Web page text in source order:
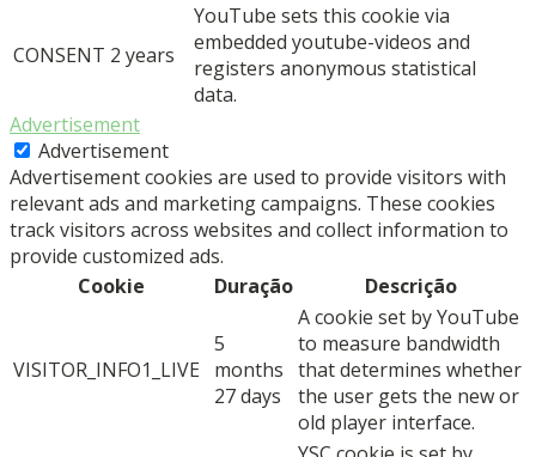
CONSENT 2 years
YouTube sets this cookie via
embedded youtube-videos and
registers anonymous statistical
data.
Advertisement
Advertisement
Advertisement cookies are used to provide visitors with
relevant ads and marketing campaigns. These cookies
track visitors across websites and collect information to
provide customized ads.
Cookie
Duração Descrição
VISITOR_INFO1_LIVE
5
months
27 days
A cookie set by YouTube
to measure bandwidth
that determines whether
the user gets the new or
old player interface.